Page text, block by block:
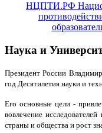
НЦПТИ.РФ
Наука и
Президент России
год Десятилетия науки и
Его основные цели -
вовлечение
страны и общества и рост